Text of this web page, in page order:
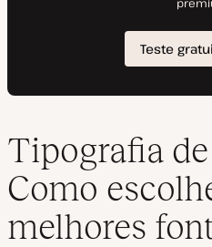
Tipografia
Como
melhores